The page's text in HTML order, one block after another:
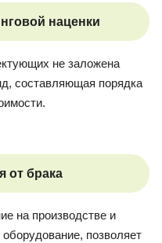
наценки
не заложена
составляющая порядка
от брака
на производстве и
позволяет